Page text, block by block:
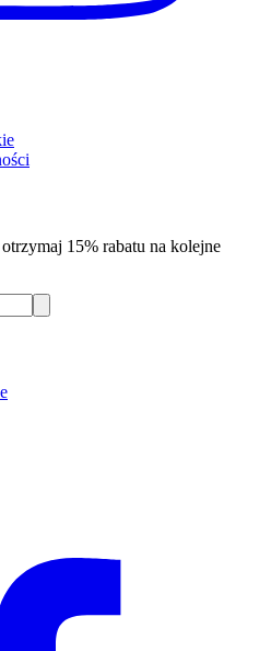
15% rabatu na kolejne